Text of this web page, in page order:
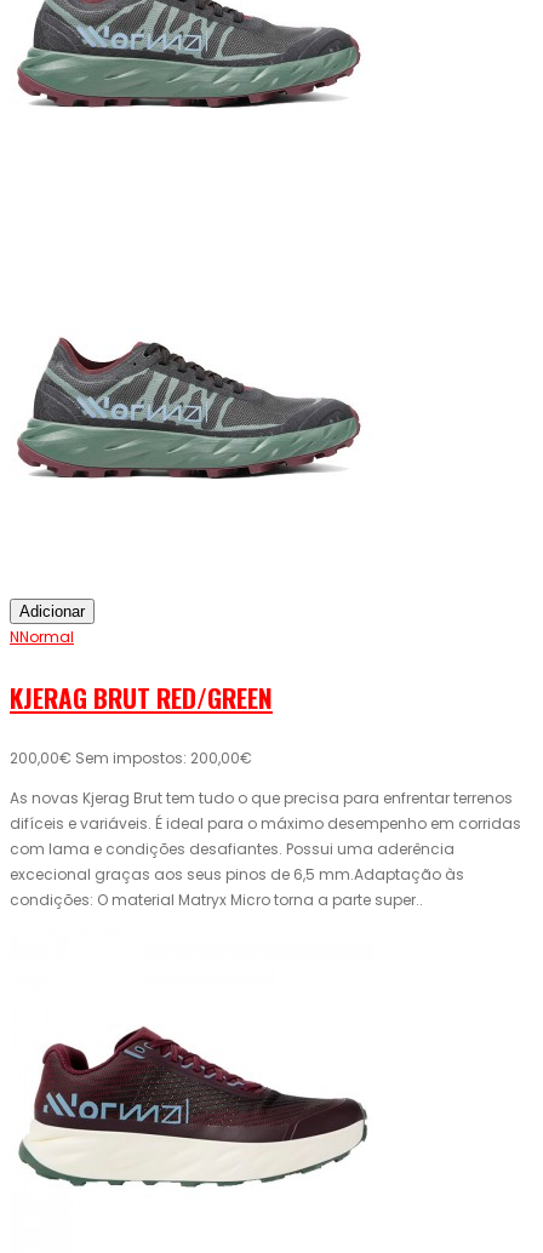
Adicionar
NNormal
KJERAG BRUT RED/GREEN
200,00€ Sem impostos: 200,00€
As novas Kjerag Brut tem tudo o que precisa para enfrentar terrenos
difíceis e variáveis. É ideal para o máximo desempenho em corridas
com lama e condições desafiantes. Possui uma aderência
excecional graças aos seus pinos de 6,5 mm.Adaptação às
condições: O material Matryx Micro torna a parte super..